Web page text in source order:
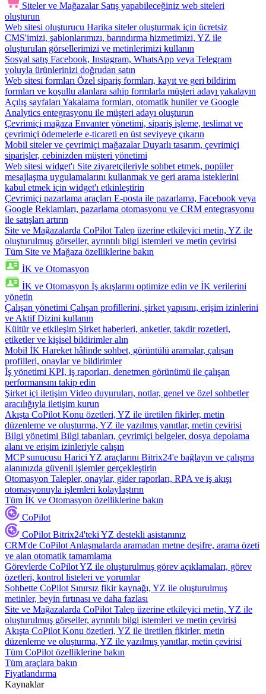
Siteler ve Mağazalar Satış yapabileceğiniz web siteleri
oluşturun
Web sitesi oluşturucu Harika siteler oluşturmak için ücretsiz
CMS'imizi, şablonlarımızı, barındırma hizmetimizi, YZ ile
oluşturulan görsellerimizi ve metinlerimizi kullanın
Sosyal satış Facebook, Instagram, WhatsApp veya Telegram
yoluyla ürünlerinizi doğrudan satın
Web sitesi formları Özel sipariş formları, kayıt ve geri bildirim
formları ve koşullu alanlara sahip formlarla müşteri adayı yakalayın
Açılış sayfaları Yakalama formları, otomatik huniler ve Google
Analytics entegrasyonu ile müşteri adayı oluşturun
Çevrimiçi mağaza Envanter yönetimi, sipariş işleme, teslimat ve
çevrimiçi ödemelerle e-ticareti en üst seviyeye çıkarın
Mobil siteler ve çevrimiçi mağazalar Duyarlı tasarım, çevrimiçi
siparişler, cebinizden müşteri yönetimi
Web sitesi widget'ı Site ziyaretçileriyle sohbet etmek, popüler
mesajlaşma uygulamalarını kullanmak ve geri arama isteklerini
kabul etmek için widget'ı etkinleştirin
Çevrimiçi pazarlama araçları E-posta ile pazarlama, Facebook veya
Google Reklamları, pazarlama otomasyonu ve CRM entegrasyonu
ile satışları artırın
Site ve Mağazalarda CoPilot Talep üzerine etkileyici metin, YZ ile
oluşturulmuş görseller, ayrıntılı bilgi istemleri ve metin çevirisi
Tüm Site ve Mağaza özelliklerine bakın
İK ve Otomasyon
İK ve Otomasyon İş akışlarını optimize edin ve İK verilerini
yönetin
Çalışan yönetimi Çalışan profillerini, şirket yapısını, erişim izinlerini
ve Aktif Dizini kullanın
Kültür ve etkileşim Şirket haberleri, anketler, takdir rozetleri,
etiketler ve kişisel bildirimler alın
Mobil İK Hareket hâlinde sohbet, görüntülü aramalar, çalışan
profilleri, onaylar ve bildirimler
İş yönetimi KPI, iş raporları, denetmen görünümü ile çalışan
performansını takip edin
Şirket içi iletişim Video duyuruları, notlar, genel ve özel sohbetler
aracılığıyla iletişim kurun
Akışta CoPilot Konu özetleri, YZ ile üretilen fikirler, metin
düzenleme ve oluşturma, YZ ile yazılmış yanıtlar, metin çevirisi
Bilgi yönetimi Bilgi tabanları, çevrimiçi belgeler, dosya depolama
alanı ve erişim izinleriyle çalışın
MCP sunucusu Harici YZ araçlarını Bitrix24'e bağlayın ve çalışma
alanınızda güvenli işlemler gerçekleştirin
Otomasyon Talepler, onaylar, gider raporları, RPA ve iş akışı
otomasyonuyla işlemleri kolaylaştırın
Tüm İK ve Otomasyon özelliklerine bakın
CoPilot
CoPilot Bitrix24'teki YZ destekli asistanınız
CRM'de CoPilot Anlaşmalarda aramadan metne deşifre, arama özeti
ve alan otomatik tamamlama
Görevlerde CoPilotYZ ile oluşturulmuş görev açıklamaları, görev
özetleri, kontrol listeleri ve yorumlar
Sohbette CoPilot Sınırsız fikir kaynağı, YZ ile oluşturulmuş
metinler, beyin fırtınası ve daha fazlası
Site ve Mağazalarda CoPilot Talep üzerine etkileyici metin, YZ ile
oluşturulmuş görseller, ayrıntılı bilgi istemleri ve metin çevirisi
Akışta CoPilot Konu özetleri, YZ ile üretilen fikirler, metin
düzenleme ve oluşturma, YZ ile yazılmış yanıtlar, metin çevirisi
Tüm CoPilot özelliklerine bakın
Tüm araçlara bakın
Fiyatlandırma
Kaynaklar